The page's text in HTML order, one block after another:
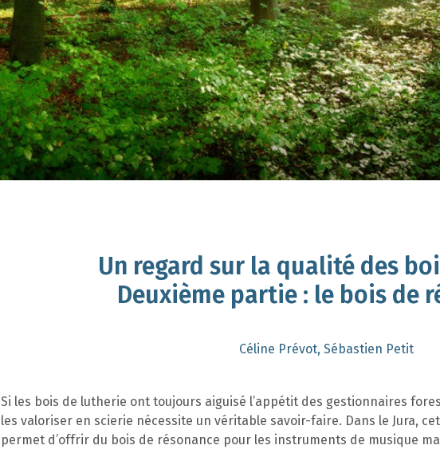
Un regard sur la qualité des
Deuxième partie : le bois de
Céline Prévot, Sébastien Petit
Si les bois de lutherie ont toujours aiguisé l’appétit des gestionnaires
les valoriser en scierie nécessite un véritable savoir-faire. Dans le Jura,
permet d’offrir du bois de résonance pour les instruments de musique